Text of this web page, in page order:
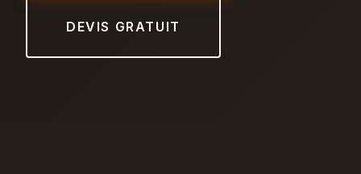
DEVIS GRATUIT